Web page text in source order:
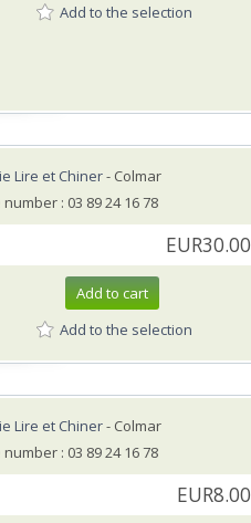
Add to the selection
Lire et Chiner- Colmar
: 03 89 24 16 78
EUR30.00
Add to cart
Add to the selection
Lire et Chiner- Colmar
: 03 89 24 16 78
EUR8.00